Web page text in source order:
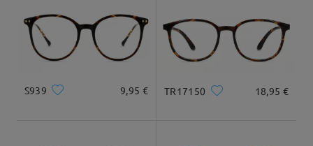
Llegado
S939 9,95 € TR17150 18,95 €